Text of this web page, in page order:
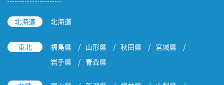
北海道 北海道
東北 福島県 山形県 秋田県
宮城県
岩手県
青森県